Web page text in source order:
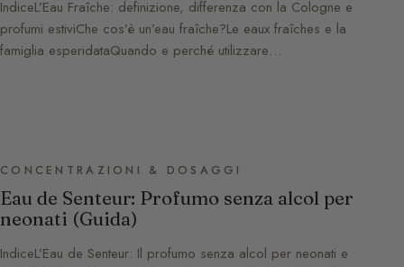
IndiceL’Eau Fraîche: definizione, differenza con la Cologne e
profumi estiviChe cos’è un’eau fraîche?Le eaux fraîches e la
famiglia esperidataQuando e perché utilizzare…
CONCENTRAZIONI & DOSAGGI
Eau de Senteur: Profumo senza alcol per
neonati (Guida)
IndiceL’Eau de Senteur: Il profumo senza alcol per neonati e